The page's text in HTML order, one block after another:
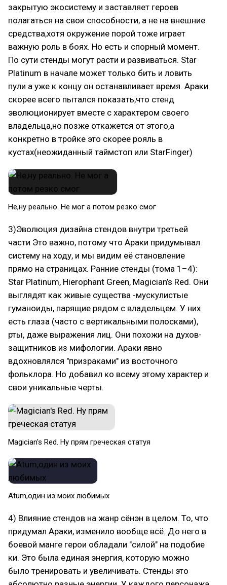
закрытую экосистему и заставляет героев
полагаться на свои способности, а не на внешние
средства,хотя окружение порой тоже играет
важную роль в боях. Но есть и спорный момент.
По сути стенды могут расти и развиваться. Star
Platinum в начале может только бить и ловить
пули а уже к концу он останавливает время. Араки
скорее всего пытался показать,что стенд
эволюционирует вместе с характером своего
владельца,но позже откажется от этого,а
конкретно в тройке это скорее рояль в
кустах(неожиданный таймстоп или StarFinger)
Не,ну реально. Не мог а потом резко смог
3)Эволюция дизайна стендов внутри третьей
части Это важно, потому что Араки придумывал
систему на ходу, и мы видим её становление
прямо на страницах. Ранние стенды (тома 1–4):
Star Platinum, Hierophant Green, Magician’s Red. Они
выглядят как живые существа -мускулистые
гуманоиды, парящие рядом с владельцем. У них
есть глаза (часто с вертикальными полосками),
рты, даже выражения лиц. Они похожи на духов-
защитников из мифологии. Араки явно
вдохновлялся "призраками" из восточного
фольклора. Но добавил ко всему этому характер и
свои уникальные черты.
Magician's Red. Ну прям греческая статуя
Atum,один из моих любимых
4) Влияние стендов на жанр сёнэн в целом. То, что
придумал Араки, изменило вообще всё. До него в
боевой манге герои обладали "силой" на подобие
ки. Это была единая энергия, которую можно
было тренировать и увеличивать. Стенды это